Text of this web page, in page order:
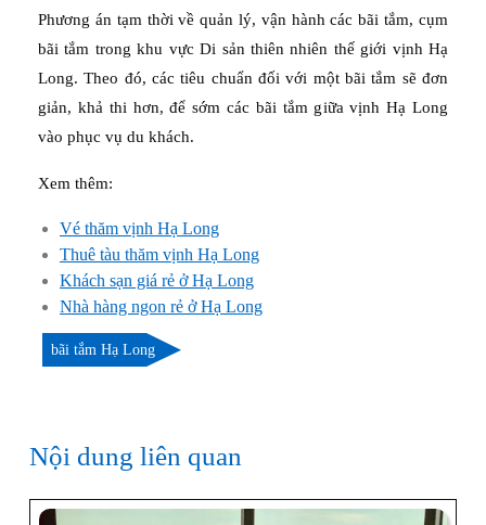
Phương án tạm thời về quản lý, vận hành các bãi tắm, cụm
bãi tắm trong khu vực Di sản thiên nhiên thế giới vịnh Hạ
Long. Theo đó, các tiêu chuẩn đối với một bãi tắm sẽ đơn
giản, khả thi hơn, để sớm các bãi tắm giữa vịnh Hạ Long
vào phục vụ du khách.
Xem thêm:
Vé thăm vịnh Hạ Long
Thuê tàu thăm vịnh Hạ Long
Khách sạn giá rẻ ở Hạ Long
Nhà hàng ngon rẻ ở Hạ Long
bãi tắm Hạ Long
Nội dung liên quan